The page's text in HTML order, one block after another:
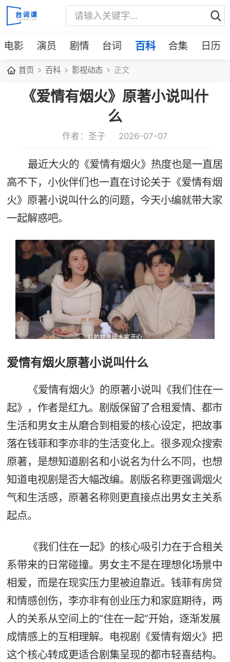
电影 演员 剧情 台词 百科 合集 日历
首页 百科 影视动态 正文
《爱情有烟火》原著小说叫什
么
作者：圣子 2026-07-07
最近大火的《爱情有烟火》热度也是一直居
高不下，小伙伴们也一直在讨论关于《爱情有烟
火》原著小说叫什么的问题，今天小编就带大家
一起解惑吧。
爱情有烟火原著小说叫什么
《爱情有烟火》的原著小说叫《我们住在一
起》，作者是红九。剧版保留了合租爱情、都市
生活和男女主从磨合到相爱的核心设定，把故事
落在钱菲和李亦非的生活变化上。很多观众搜索
原著，是想知道剧名和小说名为什么不同，也想
知道电视剧是否大幅改编。剧版名称更强调烟火
气和生活感，原著名称则更直接点出男女主关系
起点。
《我们住在一起》的核心吸引力在于合租关
系带来的日常碰撞。男女主不是在理想化场景中
相爱，而是在现实压力里被迫靠近。钱菲有房贷
和情感创伤，李亦非有创业压力和家庭期待，两
人的关系从空间上的“住在一起”开始，逐渐发展
成情感上的互相理解。电视剧《爱情有烟火》把
这个核心转成更适合剧集呈现的都市轻喜结构。